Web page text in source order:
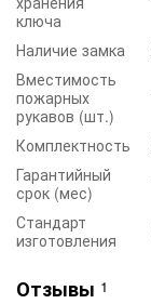
ключа
Наличие замка
Вместимость
пожарных
рукавов (шт.)
Комплектность
Гарантийный
срок (мес)
Стандарт
изготовления
Отзывы 1